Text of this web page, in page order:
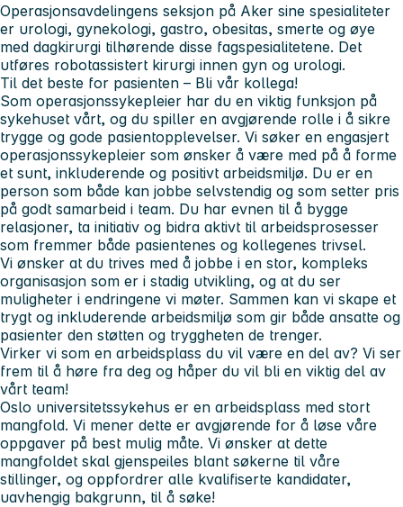
Operasjonsavdelingens seksjon på Aker sine spesialiteter
er urologi, gynekologi, gastro, obesitas, smerte og øye
med dagkirurgi tilhørende disse fagspesialitetene. Det
utføres robotassistert kirurgi innen gyn og urologi.
Til det beste for pasienten – Bli vår kollega!
Som operasjonssykepleier har du en viktig funksjon på
sykehuset vårt, og du spiller en avgjørende rolle i å sikre
trygge og gode pasientopplevelser. Vi søker en engasjert
operasjonssykepleier som ønsker å være med på å forme
et sunt, inkluderende og positivt arbeidsmiljø. Du er en
person som både kan jobbe selvstendig og som setter pris
på godt samarbeid i team. Du har evnen til å bygge
relasjoner, ta initiativ og bidra aktivt til arbeidsprosesser
som fremmer både pasientenes og kollegenes trivsel.
Vi ønsker at du trives med å jobbe i en stor, kompleks
organisasjon som er i stadig utvikling, og at du ser
muligheter i endringene vi møter. Sammen kan vi skape et
trygt og inkluderende arbeidsmiljø som gir både ansatte og
pasienter den støtten og tryggheten de trenger.
Virker vi som en arbeidsplass du vil være en del av? Vi ser
frem til å høre fra deg og håper du vil bli en viktig del av
vårt team!
Oslo universitetssykehus er en arbeidsplass med stort
mangfold. Vi mener dette er avgjørende for å løse våre
oppgaver på best mulig måte. Vi ønsker at dette
mangfoldet skal gjenspeiles blant søkerne til våre
stillinger, og oppfordrer alle kvalifiserte kandidater,
uavhengig bakgrunn, til å søke!